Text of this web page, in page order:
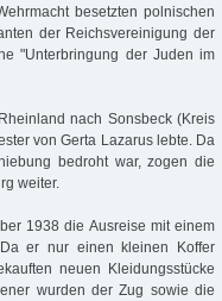
besetzten polnischen
der Reichsvereinigung der
"Unterbringung der Juden im
nach Sonsbeck (Kreis
von Gerta Lazarus lebte. Da
bedroht war, zogen die
weiter.
1938 die Ausreise mit einem
er nur einen kleinen Koffer
neuen Kleidungsstücke
wurden der Zug sowie die